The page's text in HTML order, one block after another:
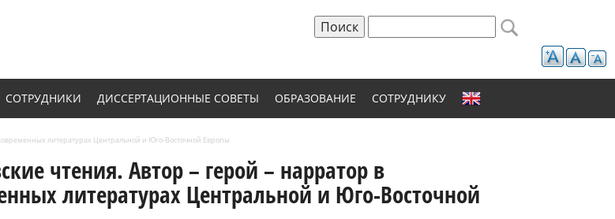
Форма поиска
СОТРУДНИКИ ДИССЕРТАЦИОННЫЕ СОВЕТЫ ОБРАЗОВАНИЕ СОТРУДНИКУ
литературах Центральной и Юго-Восточной Европы
чтения. Автор – герой – нарратор в
литературах Центральной и Юго-Восточной